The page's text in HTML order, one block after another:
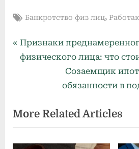
Tags:
Банкротство физ лиц,
Навигация
по
записям
P
r
o
u
s
Признаки
физического лица: что
N
e
t
P
o
Созаемщик
обязанности в
More Related Articles